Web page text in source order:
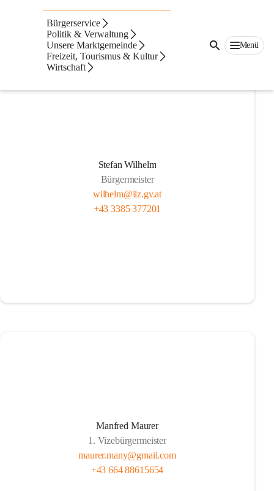
Bürgerservice
Politik & Verwaltung
Unsere Marktgemeinde
Freizeit, Tourismus & Kultur
Wirtschaft
Menü
Gemeindevorstand
Der Gemeindevorstand der Marktgemeinde Ilz setzt sich aus
folgenden Personen zusammen:
Stefan Wilhelm
Bürgermeister
wilhelm@ilz.gv.at
+43 3385 377201
Manfred Maurer
1. Vizebürgermeister
maurer.many@gmail.com
+43 664 88615654